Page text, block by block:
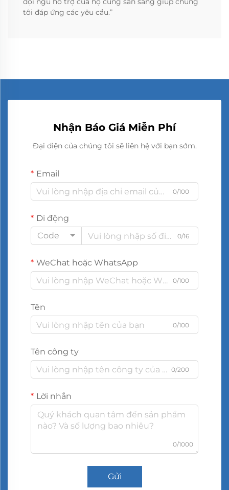
tôi đáp ứng các yêu cầu.”
Nhận Báo Giá Miễn Phí
Đại diện của chúng tôi sẽ liên hệ với bạn sớm.
Email
0/100
Di động
Code
0/16
WeChat hoặc WhatsApp
0/100
Tên
0/100
Tên công ty
0/200
Lời nhắn
0/1000
Gửi